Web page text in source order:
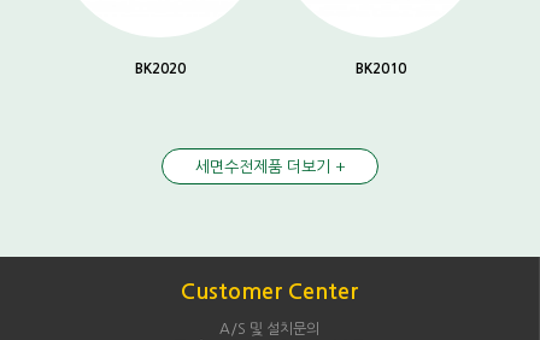
BK2020 BK2010
세면수전제품 더보기 +
Customer Center
A/S 및 설치문의